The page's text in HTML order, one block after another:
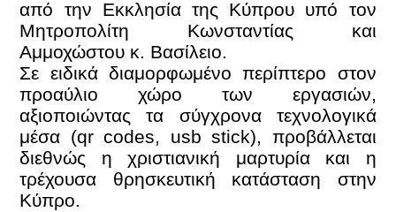
από την Εκκλησία της Κύπρου υπό τον
Μητροπολίτη Κωνσταντίας και
Αμμοχώστου κ. Βασίλειο.
Σε ειδικά διαμορφωμένο περίπτερο στον
προαύλιο χώρο των εργασιών,
αξιοποιώντας τα σύγχρονα τεχνολογικά
μέσα (qr codes, usb stick), προβάλλεται
διεθνώς η χριστιανική μαρτυρία και η
τρέχουσα θρησκευτική κατάσταση στην
Κύπρο.